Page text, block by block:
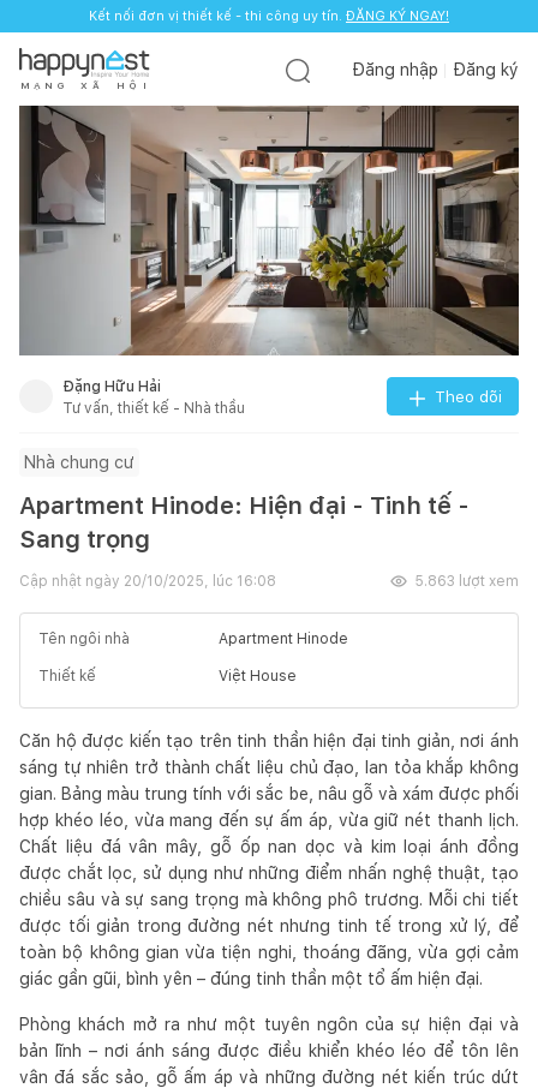
Kết nối đơn vị thiết kế - thi công uy tín. ĐĂNG KÝ NGAY!
M Ạ N G X Ã H Ộ I
Đăng nhập Đăng ký
Đặng Hữu Hải
Tư vấn, thiết kế - Nhà thầu
Theo dõi
Nhà chung cư
Apartment Hinode: Hiện đại - Tinh tế -
Sang trọng
Cập nhật ngày 20/10/2025, lúc 16:08 5.863 lượt xem
Tên ngôi nhà Apartment Hinode
Thiết kế Việt House
Căn hộ được kiến tạo trên tinh thần hiện đại tinh giản, nơi ánh
sáng tự nhiên trở thành chất liệu chủ đạo, lan tỏa khắp không
gian. Bảng màu trung tính với sắc be, nâu gỗ và xám được phối
hợp khéo léo, vừa mang đến sự ấm áp, vừa giữ nét thanh lịch.
Chất liệu đá vân mây, gỗ ốp nan dọc và kim loại ánh đồng
được chắt lọc, sử dụng như những điểm nhấn nghệ thuật, tạo
chiều sâu và sự sang trọng mà không phô trương. Mỗi chi tiết
được tối giản trong đường nét nhưng tinh tế trong xử lý, để
toàn bộ không gian vừa tiện nghi, thoáng đãng, vừa gợi cảm
giác gần gũi, bình yên – đúng tinh thần một tổ ấm hiện đại.
Phòng khách mở ra như một tuyên ngôn của sự hiện đại và
bản lĩnh – nơi ánh sáng được điều khiển khéo léo để tôn lên
vân đá sắc sảo, gỗ ấm áp và những đường nét kiến trúc dứt